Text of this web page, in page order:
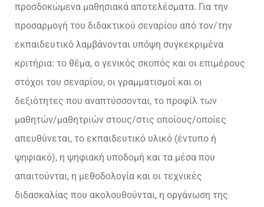
προσδοκώμενα μαθησιακά αποτελέσματα. Για την
προσαρμογή του διδακτικού σεναρίου από τον/την
εκπαιδευτικό λαμβάνονται υπόψη συγκεκριμένα
κριτήρια: το θέμα, ο γενικός σκοπός και οι επιμέρους
στόχοι του σεναρίου, οι γραμματισμοί και οι
δεξιότητες που αναπτύσσονται, το προφίλ των
μαθητών/μαθητριών στους/στις οποίους/οποίες
απευθύνεται, το εκπαιδευτικό υλικό (έντυπο ή
ψηφιακό), η ψηφιακή υποδομή και τα μέσα που
απαιτούνται, η μεθοδολογία και οι τεχνικές
διδασκαλίας που ακολουθούνται, η οργάνωση της